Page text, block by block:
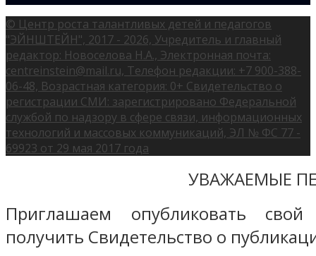
© Центр роста талантливых детей и педагогов
"ЭЙНШТЕЙН", 2017 - 2026, Учредитель и главный
редактор: Новоселова Н.А., Электронная почта:
centreinstein@mail.ru, Телефон редакции: +7 900-388-
06-48, Возрастная категория: 0+ Свидетельство о
регистрации СМИ: зарегистрировано Федеральной
службой по надзору в сфере связи, информационных
технологий и массовых коммуникаций, ЭЛ № ФС 77 -
69923 от 29 мая 2017 года
УВАЖАЕМЫЕ
Приглашаем опубликовать
получить Свидетельство о